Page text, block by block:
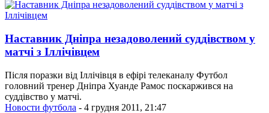
Наставник Дніпра незадоволений суддівством у
матчі з Іллічівцем
Після поразки від Іллічівця в ефірі телеканалу Футбол
головний тренер Дніпра Хуанде Рамос поскаржився на
суддівство у матчі.
Новости футбола - 4 грудня 2011, 21:47